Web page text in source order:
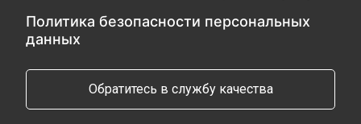
Политика безопасности персональных
данных
Обратитесь в службу качества